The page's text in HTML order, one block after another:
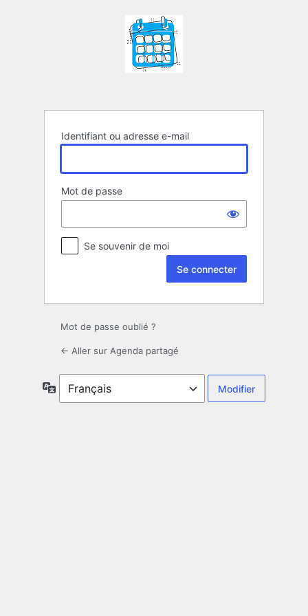
Identifiant ou adresse e-mail
Mot de passe
Se souvenir de moi
Mot de passe oublié ?
← Aller sur Agenda partagé
Langue